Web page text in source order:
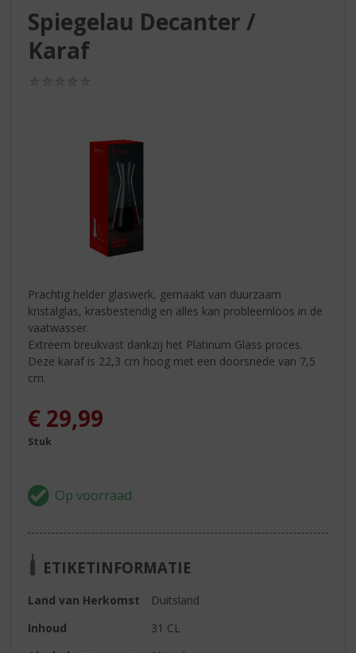
Spiegelau Decanter /
Karaf
Prachtig helder glaswerk, gemaakt van duurzaam
kristalglas, krasbestendig en alles kan probleemloos in de
vaatwasser.
Extreem breukvast dankzij het Platinum Glass proces.
Deze karaf is 22,3 cm hoog met een doorsnede van 7,5
cm.
€ 29,99
Stuk
ETIKETINFORMATIE
Land van Herkomst
Duitsland
Inhoud
31 CL